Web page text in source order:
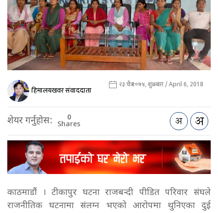
हिमालयखवर संवाददाता २३ चैत्र २०७४, शुक्रबार / April 6, 2018
शेयर गर्नुहोस: 0
Shares
काठमाडौं । टीकापुर घटना राजबन्दी पीडित परिवार संघले
राजनीतिक घटनामा संलग्न भएको आरोपमा थुनिएका दुई